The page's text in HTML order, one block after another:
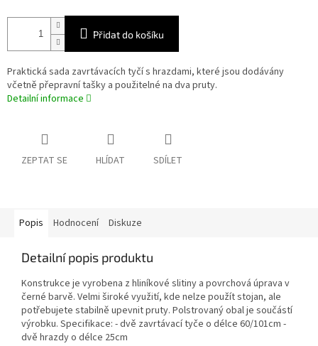
Přidat do košíku
Praktická sada zavrtávacích tyčí s hrazdami, které jsou dodávány
včetně přepravní tašky a použitelné na dva pruty.
Detailní informace
ZEPTAT SE HLÍDAT SDÍLET
Popis Hodnocení Diskuze
Detailní popis produktu
Konstrukce je vyrobena z hliníkové slitiny a povrchová úprava v
černé barvě. Velmi široké využití, kde nelze použít stojan, ale
potřebujete stabilně upevnit pruty. Polstrovaný obal je součástí
výrobku. Specifikace: - dvě zavrtávací tyče o délce 60/101cm -
dvě hrazdy o délce 25cm